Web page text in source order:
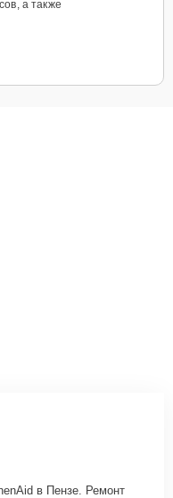
а также
в Пензе. Ремонт